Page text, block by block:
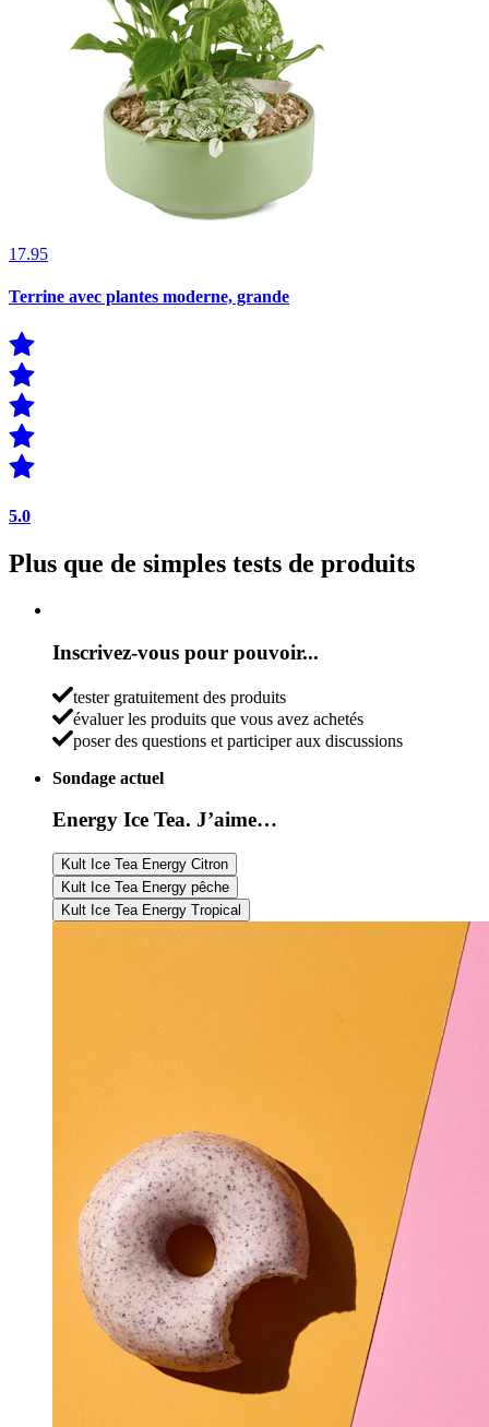
17.95
Terrine avec plantes moderne, grande
5.0
Plus que de simples tests de produits
Inscrivez-vous pour pouvoir...
tester gratuitement des produits
évaluer les produits que vous avez achetés
poser des questions et participer aux discussions
Sondage actuel
Energy Ice Tea. J’aime…
Kult Ice Tea Energy Citron
Kult Ice Tea Energy pêche
Kult Ice Tea Energy Tropical